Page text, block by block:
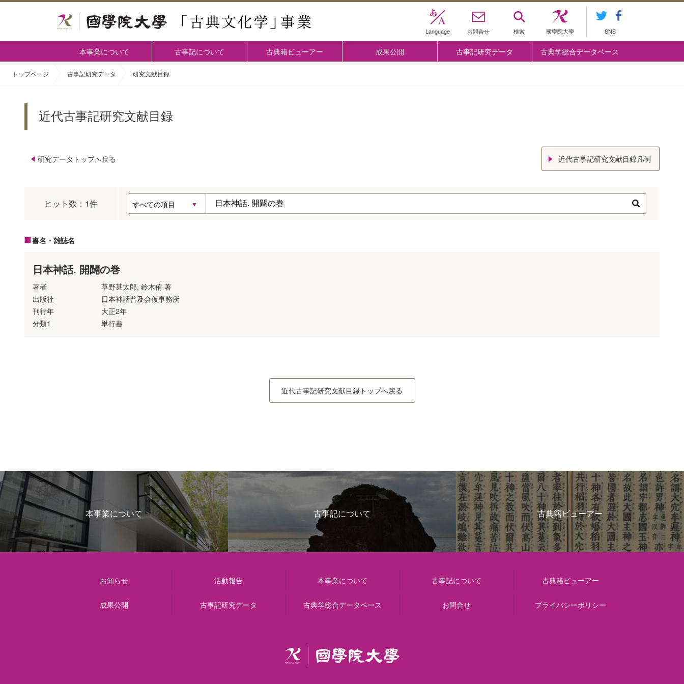
Language お問合せ 検索 國學院大學 SNS
本事業について 古事記について 古典籍ビューアー 成果公開 古事記研究データ 古典学総合データベース
トップページ 古事記研究データ 研究文献目録
近代古事記研究文献目録
研究データトップへ戻る 近代古事記研究文献目録凡例
ヒット数： 1件
書名・雑誌名
日本神話. 開闢の巻
著者
草野甚太郎, 鈴木侑 著
出版社
日本神話普及会仮事務所
刊行年
大正2年
分類1
単行書
近代古事記研究文献目録トップへ戻る
本事業について 古事記について 古典籍ビューアー
お知らせ 活動報告 本事業について 古事記について 古典籍ビューアー
成果公開 古事記研究データ 古典学総合データベース お問合せ プライバシーポリシー